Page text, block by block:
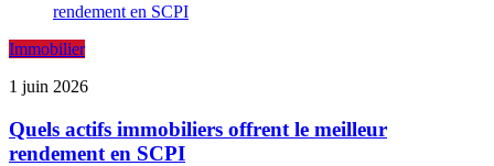
Immobilier
1 juin 2026
Quels actifs immobiliers offrent le meilleur
rendement en SCPI